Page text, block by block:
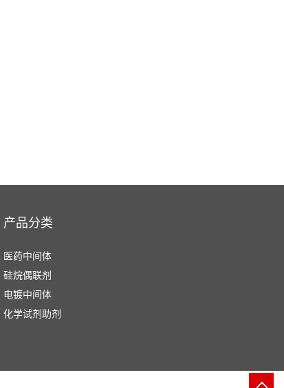
产品分类
医药中间体
硅烷偶联剂
电镀中间体
化学试剂助剂